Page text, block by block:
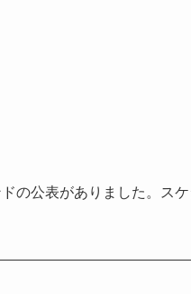
の公表がありました。ス